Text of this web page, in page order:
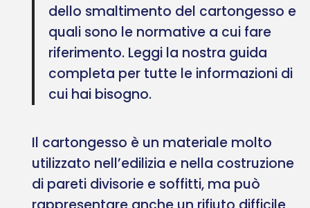
dello smaltimento del cartongesso e
quali sono le normative a cui fare
riferimento. Leggi la nostra guida
completa per tutte le informazioni di
cui hai bisogno.
Il cartongesso è un materiale molto
utilizzato nell’edilizia e nella costruzione
di pareti divisorie e soffitti, ma può